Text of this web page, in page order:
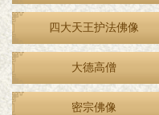
四大天王护法佛像
大德高僧
密宗佛像